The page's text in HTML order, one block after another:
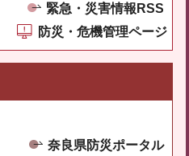
緊急・災害情報RSS
防災・危機管理ページ
奈良県防災ポータル